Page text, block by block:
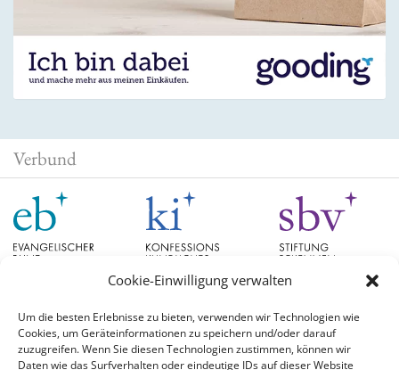
Cookie-Einwilligung verwalten
Um die besten Erlebnisse zu bieten, verwenden wir Technologien wie
Cookies, um Geräteinformationen zu speichern und/oder darauf
zuzugreifen. Wenn Sie diesen Technologien zustimmen, können wir
Daten wie das Surfverhalten oder eindeutige IDs auf dieser Website
Verbund
Schlagwörter